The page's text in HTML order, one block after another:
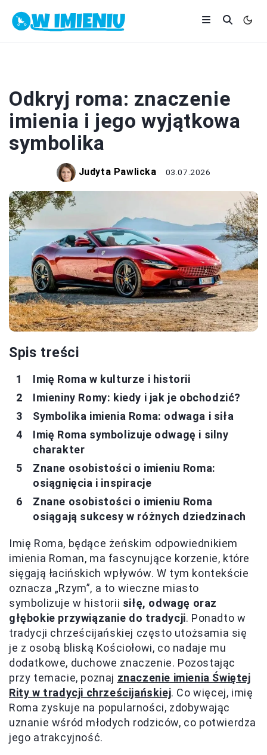
Odkryj roma: znaczenie
imienia i jego wyjątkowa
symbolika
Judyta Pawlicka 03.07.2026
Spis treści
Imię Roma w kulturze i historii
Imieniny Romy: kiedy i jak je obchodzić?
Symbolika imienia Roma: odwaga i siła
Imię Roma symbolizuje odwagę i silny
charakter
Znane osobistości o imieniu Roma:
osiągnięcia i inspiracje
Znane osobistości o imieniu Roma
osiągają sukcesy w różnych dziedzinach
Imię Roma, będące żeńskim odpowiednikiem
imienia Roman, ma fascynujące korzenie, które
sięgają łacińskich wpływów. W tym kontekście
oznacza „Rzym”, a to wieczne miasto
symbolizuje w historii siłę, odwagę oraz
głębokie przywiązanie do tradycji. Ponadto w
tradycji chrześcijańskiej często utożsamia się
je z osobą bliską Kościołowi, co nadaje mu
dodatkowe, duchowe znaczenie. Pozostając
przy temacie, poznaj znaczenie imienia Świętej
Rity w tradycji chrześcijańskiej. Co więcej, imię
Roma zyskuje na popularności, zdobywając
uznanie wśród młodych rodziców, co potwierdza
jego atrakcyjność.